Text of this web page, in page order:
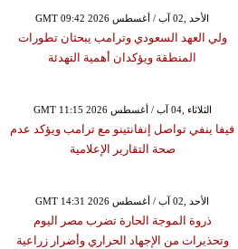
GMT 09:42 2026 الأحد ,02 آب / أغسطس
ولي العهد السعودي وترامب يبحثان تطورات
المنطقة ويؤكدان أهمية التهدئة
GMT 11:15 2026 الثلاثاء ,04 آب / أغسطس
فيفا ينفي تواصل إنفانتينو مع ترامب ويؤكد عدم
صحة التقارير الإعلامية
GMT 14:31 2026 الأحد ,02 آب / أغسطس
ذروة الموجة الحارة تضرب مصر اليوم
وتحذيرات من الإجهاد الحراري وأضرار زراعية